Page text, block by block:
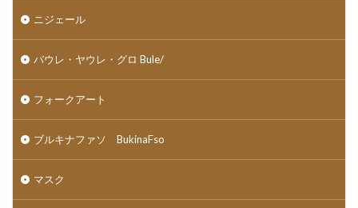
ニジェール
バウレ・ヤウレ・グロ Bule/
フォークアート
ブルキナファソ BukinaFso
マスク